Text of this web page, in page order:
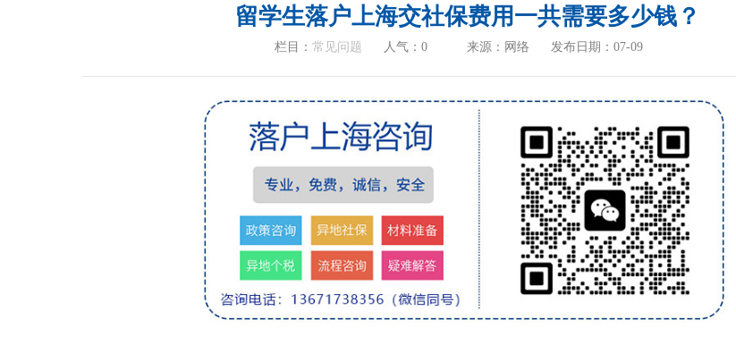
留学生落户上海交社保费用一共需要多少钱？
栏目： 常见问题 人气： 0 来源：网络 发布日期：07-09